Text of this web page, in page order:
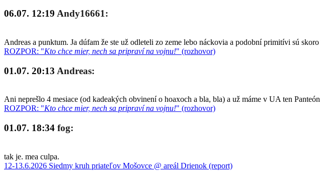
06.07. 12:19 Andy16661:
Andreas a punktum. Ja dúfam že ste už odleteli zo zeme lebo náckovia a podobní primitívi sú
ROZPOR: "Kto chce mier, nech sa pripraví na vojnu!" (rozhovor)
01.07. 20:13 Andreas:
Ani neprešlo 4 mesiace (od kadeakých obvinení o hoaxoch a bla, bla) a už máme v UA ten
ROZPOR: "Kto chce mier, nech sa pripraví na vojnu!" (rozhovor)
01.07. 18:34 fog:
tak je. mea culpa.
12-13.6.2026 Siedmy kruh priateľov Mošovce @ areál Drienok (report)